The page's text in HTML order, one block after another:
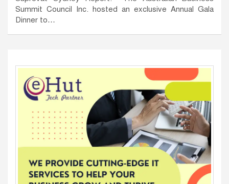
Summit Council Inc. hosted an exclusive Annual Gala
Dinner to…